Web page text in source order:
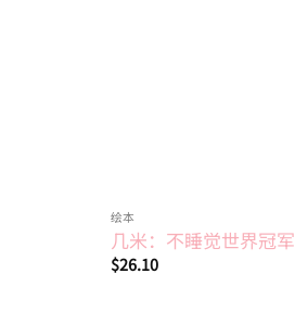
绘本
几米：不睡觉世界冠军
$26.10